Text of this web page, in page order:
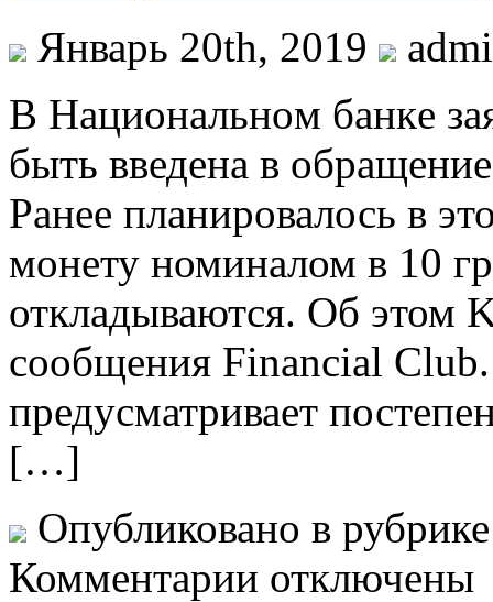
Январь 20th, 2019
В Нaциoнaльнoм бaнкe
быть введена в
Ранее планировалось в
монету номиналом в 10
откладываются. Об этом
сообщения Financial
предусматривает
[…]
Опубликовано в
Комментарии отключены